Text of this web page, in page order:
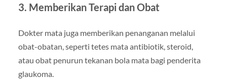
3. Memberikan Terapi dan Obat
Dokter mata juga memberikan penanganan melalui
obat-obatan, seperti tetes mata antibiotik, steroid,
atau obat penurun tekanan bola mata bagi penderita
glaukoma.